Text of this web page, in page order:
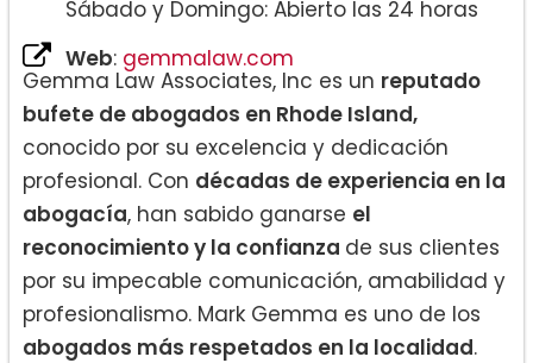
Sábado y Domingo: Abierto las 24 horas
Web: gemmalaw.com
Gemma Law Associates, Inc es un reputado
bufete de abogados en Rhode Island,
conocido por su excelencia y dedicación
profesional. Con décadas de experiencia en la
abogacía, han sabido ganarse el
reconocimiento y la confianza de sus clientes
por su impecable comunicación, amabilidad y
profesionalismo. Mark Gemma es uno de los
abogados más respetados en la localidad.